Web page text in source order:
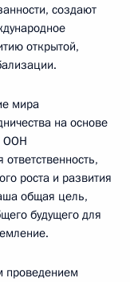
создают
открытой,
мира
на основе
ООН
роста и развития
общая цель,
будущего для
проведением